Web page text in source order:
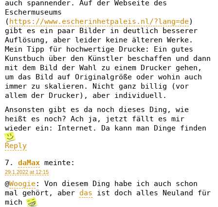
auch spannender. Auf der Webseite des
Eschermuseums
(https://www.escherinhetpaleis.nl/?lang=de)
gibt es ein paar Bilder in deutlich besserer
Auflösung, aber leider keine älteren Werke.
Mein Tipp für hochwertige Drucke: Ein gutes
Kunstbuch über den Künstler beschaffen und dann
mit dem Bild der Wahl zu einem Drucker gehen,
um das Bild auf Originalgröße oder wohin auch
immer zu skalieren. Nicht ganz billig (vor
allem der Drucker), aber individuell.
Ansonsten gibt es da noch dieses Ding, wie
heißt es noch? Ach ja, jetzt fällt es mir
wieder ein: Internet. Da kann man Dinge finden
Reply
daMax meinte:
29.1.2022 at 12:15
@Woogie: Von diesem Ding habe ich auch schon
mal gehört, aber das ist doch alles Neuland für
mich